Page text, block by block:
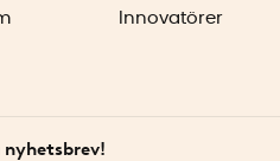
Innovatörer
nyhetsbrev!